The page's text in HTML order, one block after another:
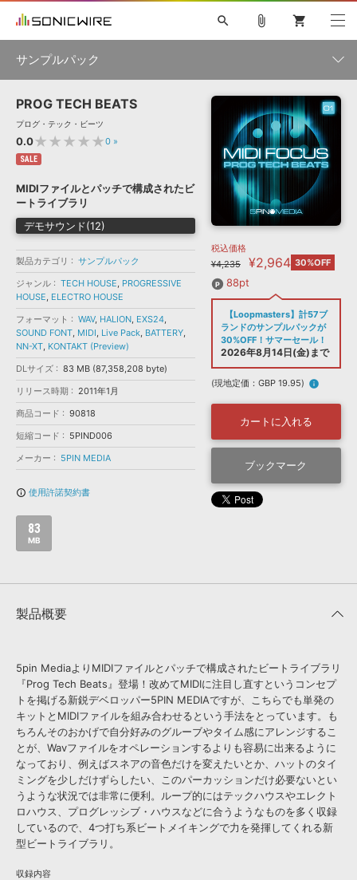
ソフト音源 »
プラグイン・エフェクト »
サンプルパック »
ソフトウェア／ツール »
DAW »
効果音 »
BGM »
特集 »
ニュースレター »
SONICWIREブログ »
製品サポート情報 »
DTMガイド »
FAQ »
お問い合わせ »
音楽カード
楽曲配信流通 サービス
無償のサウンド管理ソフト
次世代型 ボーカル・エディタ
SLS
search
初音ミク NT 鏡音リン・レン V4X 巡音ルカ V4X
MEIKO V3
KAITO V3
VOCALOID
SPITFIRE AUDIO
VIENNA
EZ DRUMMER 3
ライセンスフリーBGM
ボーカル抜き出し
DUBSTEP
ELECTRONICA
EDM TRANCE MUTANT
ROUTER.FM
ソフト音源 プラグイン・エフェクト
ソフトウェア／ツール DAW 効果音
attach_file shopping_cart
サンプルパック
製品一覧
メーカー
フォーマット
ランキング
PROG TECH BEATS
プログ・テック・ビーツ
0.0★★★★★0 »
SALE
MIDIファイルとパッチで構成されたビ
ートライブラリ
デモサウンド(12)
製品カテゴリ
サンプルパック
ジャンル
TECH HOUSE, PROGRESSIVE
HOUSE, ELECTRO HOUSE
フォーマット
WAV, HALION, EXS24,
SOUND FONT, MIDI, Live Pack, BATTERY,
NN-XT, KONTAKT (Preview)
DLサイズ
83 MB (87,358,208 byte)
リリース時期
2011年1月
商品コード
90818
短縮コード
5PIND006
メーカー
5PIN MEDIA
info_outline 使用許諾契約書
83
MB
税込価格
¥4,235
¥2,964 30%OFF
88pt
【Loopmasters】計57ブ
ランドのサンプルパックが
30%OFF！サマーセール！
2026年8月14日(金)まで
(現地定価：GBP 19.95) info
カートに入れる
ブックマーク
製品概要
5pin MediaよりMIDIファイルとパッチで構成されたビートライブラリ
『Prog Tech Beats』登場！改めてMIDIに注目し直すというコンセプ
トを掲げる新鋭デベロッパー5PIN MEDIAですが、こちらでも単発の
キットとMIDIファイルを組み合わせるという手法をとっています。も
ちろんそのおかげで自分好みのグルーブやタイム感にアレンジするこ
とが、Wavファイルをオペレーションするよりも容易に出来るように
なっており、例えばスネアの音色だけを変えたいとか、ハットのタイ
ミングを少しだけずらしたい、このパーカッションだけ必要ないとい
うような状況では非常に便利。ループ的にはテックハウスやエレクト
ロハウス、プログレッシブ・ハウスなどに合うようなものを多く収録
しているので、4つ打ち系ビートメイキングで力を発揮してくれる新
型ビートライブラリ。
収録内容